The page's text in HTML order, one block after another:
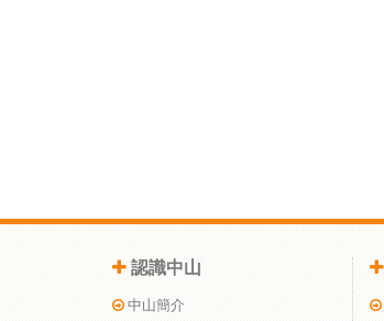
認識中山
中山簡介